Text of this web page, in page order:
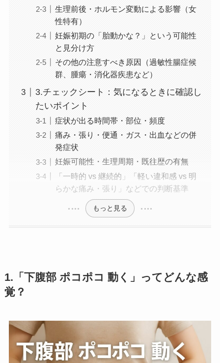
生理前後・ホルモン変動による影響（女
性特有）
妊娠初期の「胎動かな？」という可能性
と見分け方
その他の注意すべき原因（過敏性腸症候
群、腫瘍・消化器疾患など）
3.チェックシート：気になるときに確認し
たいポイント
症状が出る時間帯・部位・頻度
痛み・張り・便通・ガス・出血などの併
発症状
妊娠可能性・生理周期・既往歴の有無
「一時的 vs 継続的」「軽い違和感 vs 明
らかな痛み・張り」などでの判断基準
もっと見る
1.「下腹部 ポコポコ 動く」ってどんな感
覚？